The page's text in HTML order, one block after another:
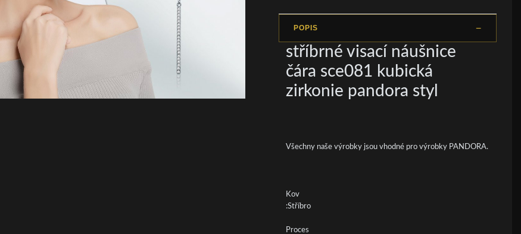
POPIS
stříbrné visací náušnice
čára sce081 kubická
zirkonie pandora styl
Všechny naše výrobky jsou vhodné pro výrobky PANDORA.
Kov
:Stříbro
Proces